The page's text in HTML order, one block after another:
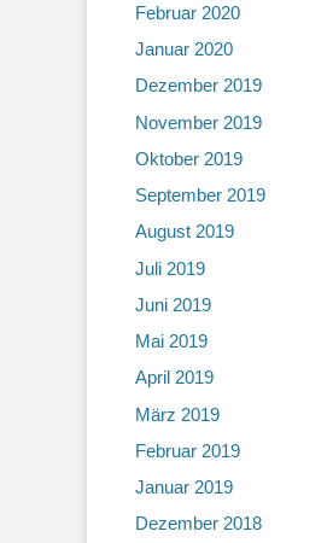
Februar 2020
Januar 2020
Dezember 2019
November 2019
Oktober 2019
September 2019
August 2019
Juli 2019
Juni 2019
Mai 2019
April 2019
März 2019
Februar 2019
Januar 2019
Dezember 2018